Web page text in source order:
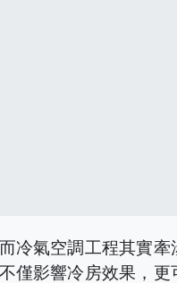
冷氣空調工程其實牽
僅影響冷房效果，更